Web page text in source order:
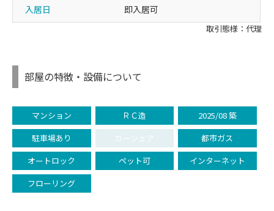
入居日 即入居可
取引態様：代理
部屋の特徴・設備について
マンション ＲＣ造
2025/08 築
駐車場あり
カーシェア
都市ガス
オートロック
ペット可
インターネット
フローリング